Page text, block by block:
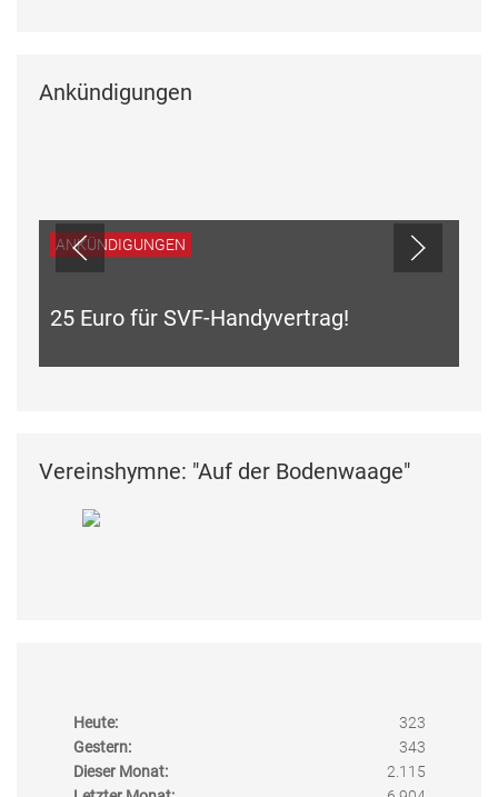
Ankündigungen
ANKÜNDIGUNGEN
25 Euro für SVF-Handyvertrag!
Vereinshymne: "Auf der Bodenwaage"
Heute:
323
Gestern:
343
Dieser Monat:
2.115